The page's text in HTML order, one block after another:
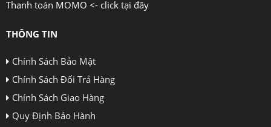
Thanh toán MOMO <- click tại đây
THÔNG TIN
Chính Sách Bảo Mật
Chính Sách Đổi Trả Hàng
Chính Sách Giao Hàng
Quy Định Bảo Hành